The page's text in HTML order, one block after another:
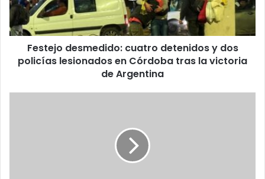
policías
lesionados
en
Córdoba
tras
de
Festejo desmedido: cuatro detenidos y dos
policías lesionados en Córdoba tras la victoria
de Argentina